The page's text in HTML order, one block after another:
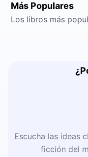
Más Populares
Los libros más
Escucha las ideas
ficción del